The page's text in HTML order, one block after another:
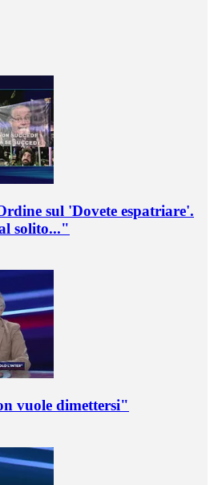
sul 'Dovete espatriare'.
solito..."
vuole dimettersi"